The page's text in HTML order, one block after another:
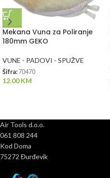
Mekana Vuna za Poliranje
180mm GEKO
VUNE - PADOVI - SPUŽVE
Šifra: 70470
12.00KM
Air Tools d.o.o.
061 808 244
Kod Doma
75272 Đurđevik